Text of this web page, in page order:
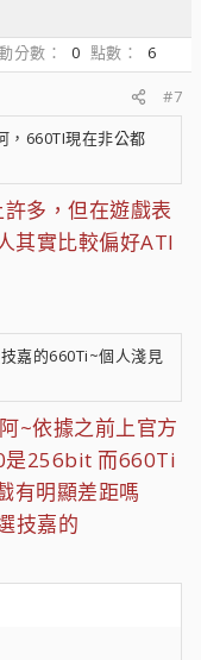
分數 0 點數
6
#7
660TI現在非公都
多，但在遊戲表
其實比較偏好ATI
嘉的660Ti~個人淺見
~依據之前上官方
是256bit 而660Ti
有明顯差距嗎
技嘉的